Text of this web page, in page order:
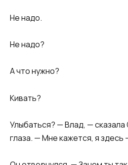
Не надо.
Не надо?
А что нужно?
Кивать?
Улыбаться? — Влад, — сказала
глаза. — Мне кажется, я здесь